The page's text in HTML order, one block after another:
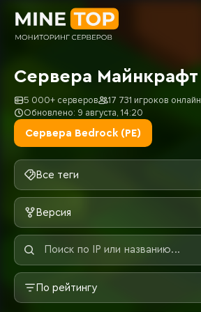
Сервера Майнкрафт
5 000+ серверов
17 731 игроков онлайн
Обновлено: 9 августа, 14:20
Сервера Bedrock (PE)
Все теги
Версия
По рейтингу